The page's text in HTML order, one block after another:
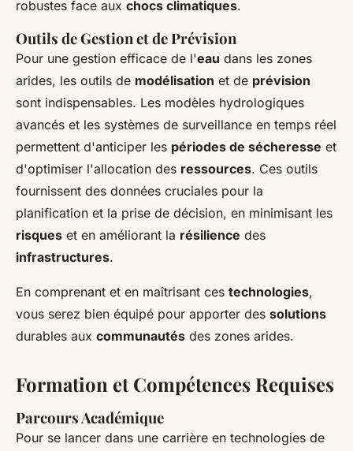
robustes face aux chocs climatiques.
Outils de Gestion et de Prévision
Pour une gestion efficace de l'eau dans les zones
arides, les outils de modélisation et de prévision
sont indispensables. Les modèles hydrologiques
avancés et les systèmes de surveillance en temps réel
permettent d'anticiper les périodes de sécheresse et
d'optimiser l'allocation des ressources. Ces outils
fournissent des données cruciales pour la
planification et la prise de décision, en minimisant les
risques et en améliorant la résilience des
infrastructures.
En comprenant et en maîtrisant ces technologies,
vous serez bien équipé pour apporter des solutions
durables aux communautés des zones arides.
Formation et Compétences Requises
Parcours Académique
Pour se lancer dans une carrière en technologies de